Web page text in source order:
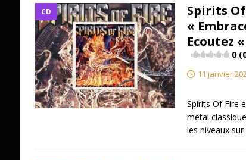
CD
Spirits
«
Ecoutez
0
11 janvier
Spirits Of Fire
metal
les niveaux